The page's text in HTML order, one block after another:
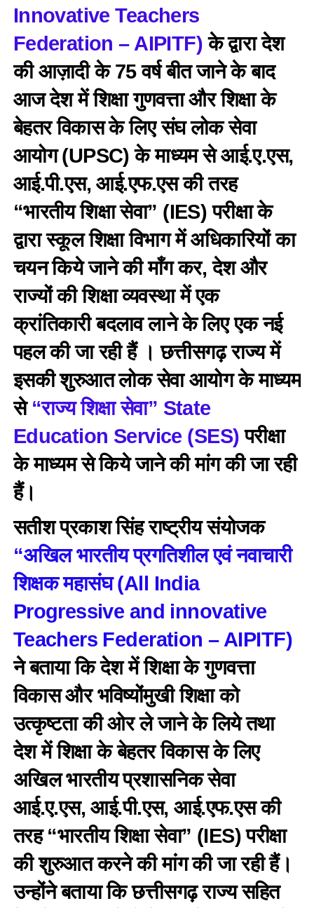
Innovative Teachers
Federation – AIPITF)के द्वारा देश
की आज़ादी के 75 वर्ष बीत जाने के बाद
आज देश में शिक्षा गुणवत्ता और शिक्षा के
बेहतर विकास के लिए संघ लोक सेवा
आयोग (UPSC) के माध्यम से आई.ए.एस,
आई.पी.एस, आई.एफ.एस की तरह
“भारतीय शिक्षा सेवा” (IES) परीक्षा के
द्वारा स्कूल शिक्षा विभाग में अधिकारियों का
चयन किये जाने की माँग कर, देश और
राज्यों की शिक्षा व्यवस्था में एक
क्रांतिकारी बदलाव लाने के लिए एक नई
पहल की जा रही हैं । छत्तीसगढ़ राज्य में
इसकी शुरुआत लोक सेवा आयोग के माध्यम
से “राज्य शिक्षा सेवा” State
Education Service (SES) परीक्षा
के माध्यम से किये जाने की मांग की जा रही
हैं।
सतीश प्रकाश सिंह राष्ट्रीय संयोजक
“अखिल भारतीय प्रगतिशील एवं नवाचारी
शिक्षक महासंघ (All India
Progressive and innovative
Teachers Federation – AIPITF)
ने बताया कि देश में शिक्षा के गुणवत्ता
विकास और भविष्योंमुखी शिक्षा को
उत्कृष्टता की ओर ले जाने के लिये तथा
देश में शिक्षा के बेहतर विकास के लिए
अखिल भारतीय प्रशासनिक सेवा
आई.ए.एस, आई.पी.एस, आई.एफ.एस की
तरह “भारतीय शिक्षा सेवा” (IES) परीक्षा
की शुरुआत करने की मांग की जा रही हैं।
उन्होंने बताया कि छत्तीसगढ़ राज्य सहित